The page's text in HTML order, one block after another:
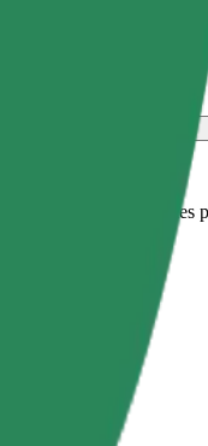
bozal, los animales